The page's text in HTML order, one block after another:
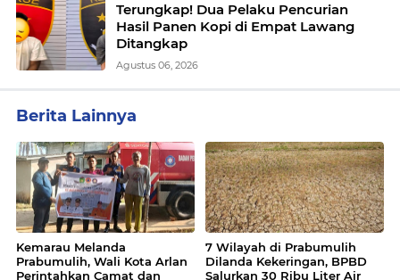
Terungkap! Dua Pelaku Pencurian
Hasil Panen Kopi di Empat Lawang
Ditangkap
Agustus 06, 2026
Berita Lainnya
Kemarau Melanda
Prabumulih, Wali Kota Arlan
Perintahkan Camat dan
7 Wilayah di Prabumulih
Dilanda Kekeringan, BPBD
Salurkan 30 Ribu Liter Air